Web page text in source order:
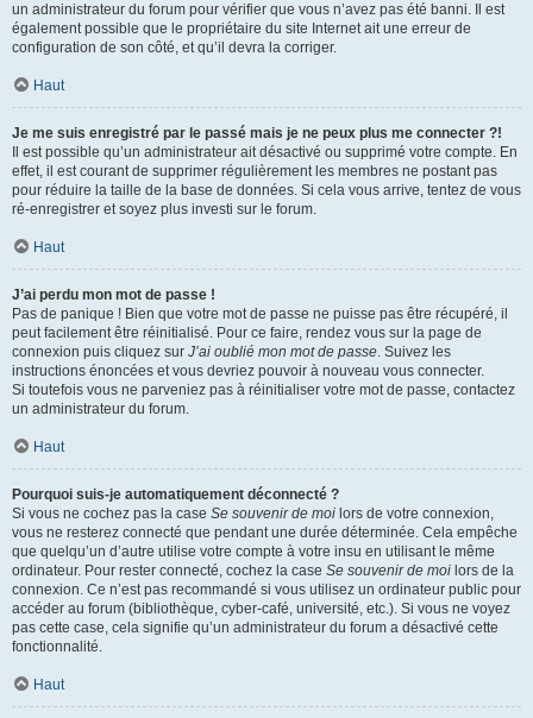
un administrateur du forum pour vérifier que vous n’avez pas été banni. Il est
également possible que le propriétaire du site Internet ait une erreur de
configuration de son côté, et qu’il devra la corriger.
Haut
Je me suis enregistré par le passé mais je ne peux plus me connecter ?!
Il est possible qu’un administrateur ait désactivé ou supprimé votre compte. En
effet, il est courant de supprimer régulièrement les membres ne postant pas
pour réduire la taille de la base de données. Si cela vous arrive, tentez de vous
ré-enregistrer et soyez plus investi sur le forum.
Haut
J’ai perdu mon mot de passe !
Pas de panique ! Bien que votre mot de passe ne puisse pas être récupéré, il
peut facilement être réinitialisé. Pour ce faire, rendez vous sur la page de
connexion puis cliquez sur J’ai oublié mon mot de passe. Suivez les
instructions énoncées et vous devriez pouvoir à nouveau vous connecter.
Si toutefois vous ne parveniez pas à réinitialiser votre mot de passe, contactez
un administrateur du forum.
Haut
Pourquoi suis-je automatiquement déconnecté ?
Si vous ne cochez pas la case Se souvenir de moi lors de votre connexion,
vous ne resterez connecté que pendant une durée déterminée. Cela empêche
que quelqu’un d’autre utilise votre compte à votre insu en utilisant le même
ordinateur. Pour rester connecté, cochez la case Se souvenir de moi lors de la
connexion. Ce n’est pas recommandé si vous utilisez un ordinateur public pour
accéder au forum (bibliothèque, cyber-café, université, etc.). Si vous ne voyez
pas cette case, cela signifie qu’un administrateur du forum a désactivé cette
fonctionnalité.
Haut